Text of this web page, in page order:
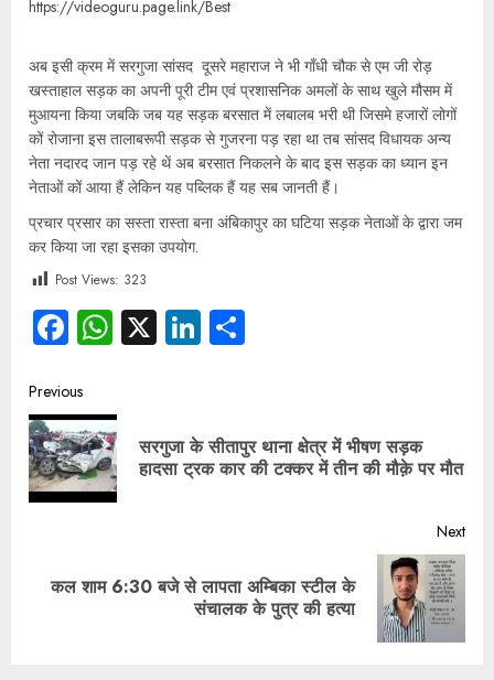
https://videoguru.page.link/Best
अब इसी क्रम में सरगुजा सांसद दूसरे महाराज ने भी गाँधी चौक से एम जी रोड़
खस्ताहाल सड़क का अपनी पूरी टीम एवं प्रशासनिक अमलों के साथ खुले मौसम में
मुआयना किया जबकि जब यह सड़क बरसात में लबालब भरी थी जिसमे हजारों लोगों
कों रोजाना इस तालाबरूपी सड़क से गुजरना पड़ रहा था तब सांसद विधायक अन्य
नेता नदारद जान पड़ रहे थें अब बरसात निकलने के बाद इस सड़क का ध्यान इन
नेताओं कों आया हैं लेकिन यह पब्लिक हैं यह सब जानती हैं।
प्रचार प्रसार का सस्ता रास्ता बना अंबिकापुर का घटिया सड़क नेताओं के द्वारा जम
कर किया जा रहा इसका उपयोग.
Post Views: 323
Facebook
WhatsApp
X LinkedIn
Previous
सरगुजा के सीतापुर थाना क्षेत्र में भीषण सड़क
हादसा ट्रक कार की टक्कर में तीन की मौक़े पर मौत
Next
कल शाम 6:30 बजे से लापता अम्बिका स्टील के
संचालक के पुत्र की हत्या